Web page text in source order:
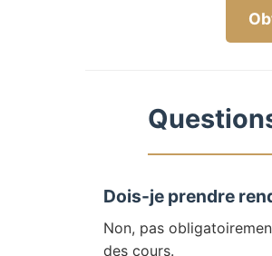
Dois-je prendre
Non, pas
des cours.